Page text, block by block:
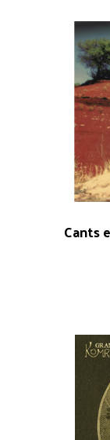
Cants